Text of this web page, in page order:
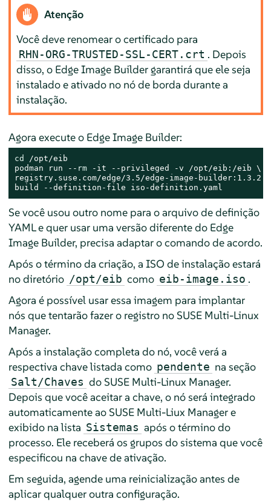
Atenção
Você deve renomear o certificado para
RHN-ORG-TRUSTED-SSL-CERT.crt . Depois
disso, o Edge Image Builder garantirá que ele seja
instalado e ativado no nó de borda durante a
instalação.
Agora execute o Edge Image Builder:
cd /opt/eib
podman run -- rm -it --privileged -v /opt/eib:/eib \
registry.suse.com/edge/3.5/edge-image-builder:1.3.2 \
build --definition-file iso-definition.yaml
Se você usou outro nome para o arquivo de definição
YAML e quer usar uma versão diferente do Edge
Image Builder, precisa adaptar o comando de acordo.
Após o término da criação, a ISO de instalação estará
no diretório /opt/eib como eib-image.iso .
Agora é possível usar essa imagem para implantar
nós que tentarão fazer o registro no SUSE Multi-Linux
Manager.
Após a instalação completa do nó, você verá a
respectiva chave listada como pendente na seção
Salt/Chaves do SUSE Multi-Linux Manager.
Depois que você aceitar a chave, o nó será integrado
automaticamente ao SUSE Multi-Liux Manager e
exibido na lista Sistemas após o término do
processo. Ele receberá os grupos do sistema que você
especificou na chave de ativação.
Em seguida, agende uma reinicialização antes de
aplicar qualquer outra configuração.